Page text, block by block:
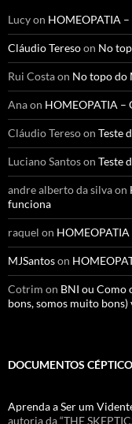
Lucyon HOMEOPATIA
Cláudio Teresoon No
Rui Costaon No topo do
Anaon HOMEOPATIA –
Cláudio Teresoon Teste
Luciano Santoson Teste
andre alberto da silvaon
funciona
raquel on
MJSantoson
Cotrim on BNI ou Como
bons, somos muito
DOCUMENTOS
Aprenda a Ser um
autoria da “THE